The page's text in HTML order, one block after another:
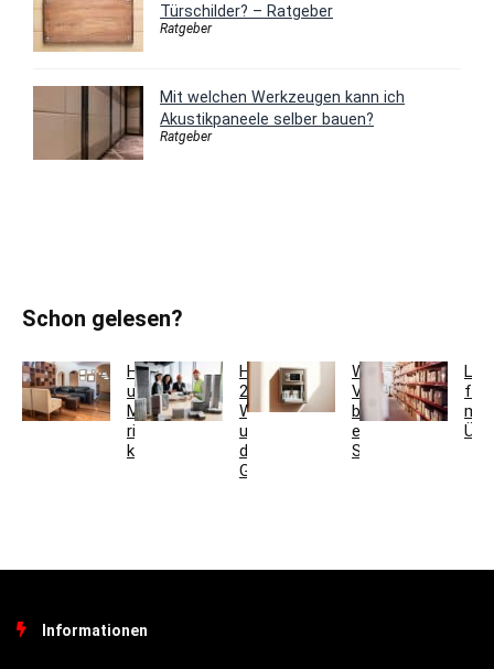
Türschilder? – Ratgeber
Ratgeber
Mit welchen Werkzeugen kann ich
Akustikpaneele selber bauen?
Ratgeber
Schon gelesen?
Holzfarben
und
Möbel
richtig
kombinieren
Hausmeisterservice
2.0:
Werkzeugkoffer
und
digitales
Gebäudemanagement
Welche
Vorteile
bietet
ein
Schlüsseltresor?
für
Informationen